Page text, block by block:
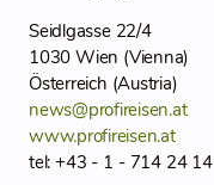
Seidlgasse 22/4
1030 Wien (Vienna)
Österreich (Austria)
news@profireisen.at
www.profireisen.at
tel: +43 - 1 - 714 24 14